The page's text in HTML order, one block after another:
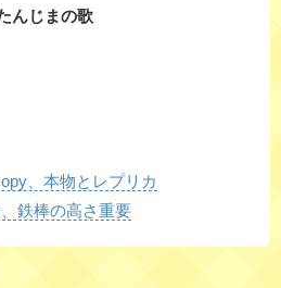
んじまの歌
、本物とレプリカ
鉄棒の高さ重要